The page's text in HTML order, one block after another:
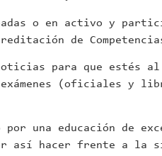
o en activo y
de
para que estés
(oficiales y
una educación de
así hacer frente a la